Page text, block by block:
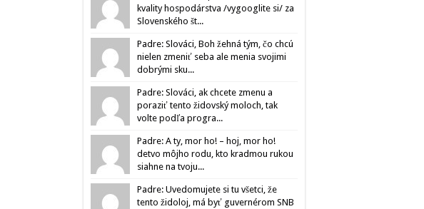
kvality hospodárstva /vygooglite si/ za
Slovenského št...
Padre: Slováci, Boh žehná tým, čo chcú
nielen zmeniť seba ale menia svojimi
dobrými sku...
Padre: Slováci, ak chcete zmenu a
poraziť tento židovský moloch, tak
volte podľa progra...
Padre: A ty, mor ho! – hoj, mor ho!
detvo môjho rodu, kto kradmou rukou
siahne na tvoju...
Padre: Uvedomujete si tu všetci, že
tento židoloj, má byť guvernérom SNB